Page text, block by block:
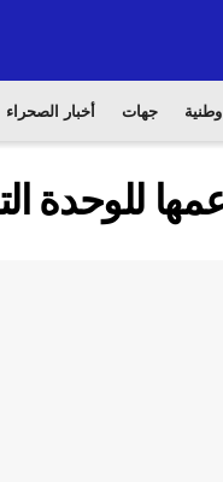
وطنية جهات أخبار الصحراء
للوحدة